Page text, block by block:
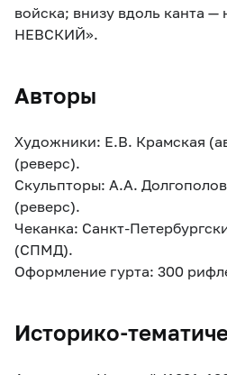
войска; внизу вдоль канта
НЕВСКИЙ».
Авторы
Художники: Е.В. Крамская
(реверс).
Скульпторы: А.А.
(реверс).
Чеканка: Санкт-
(СПМД).
Оформление гурта: 300
Историко-